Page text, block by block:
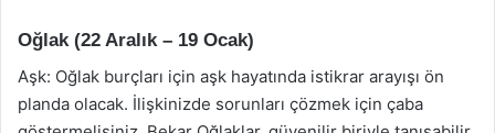
Oğlak (22 Aralık – 19 Ocak)
Aşk: Oğlak burçları için aşk hayatında istikrar arayışı ön
planda olacak. İlişkinizde sorunları çözmek için çaba